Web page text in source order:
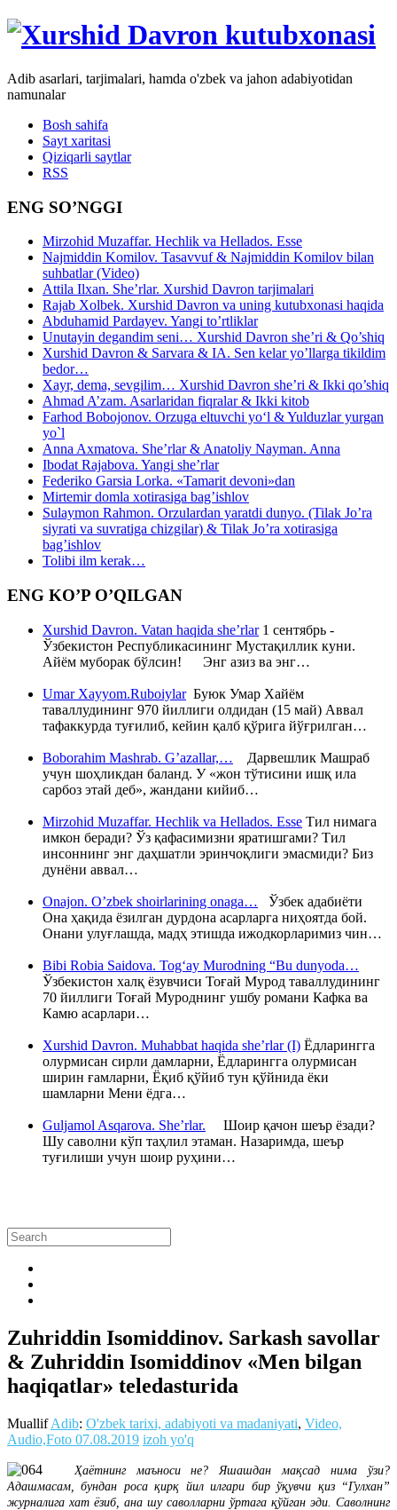
Adib asarlari, tarjimalari, hamda o'zbek va jahon adabiyotidan
namunalar
Bosh sahifa
Sayt xaritasi
Qiziqarli saytlar
RSS
ENG SO’NGGI
Mirzohid Muzaffar. Hechlik va Hellados. Esse
Najmiddin Komilov. Tasavvuf & Najmiddin Komilov bilan
suhbatlar (Video)
Attila Ilxan. She’rlar. Xurshid Davron tarjimalari
Rajab Xolbek. Xurshid Davron va uning kutubxonasi haqida
Abduhamid Pardayev. Yangi to’rtliklar
Unutayin degandim seni… Xurshid Davron she’ri & Qo’shiq
Xurshid Davron & Sarvara & IA. Sen kelar yo’llarga tikildim
bedor…
Xayr, dema, sevgilim… Xurshid Davron she’ri & Ikki qo’shiq
Ahmad A’zam. Asarlaridan fiqralar & Ikki kitob
Farhod Bobojonov. Orzuga eltuvchi yo‘l & Yulduzlar yurgan
yo`l
Anna Axmatova. She’rlar & Anatoliy Nayman. Anna
Ibodat Rajabova. Yangi she’rlar
Federiko Garsia Lorka. «Tamarit devoni»dan
Mirtemir domla xotirasiga bag’ishlov
Sulaymon Rahmon. Orzulardan yaratdi dunyo. (Tilak Jo’ra
siyrati va suvratiga chizgilar) & Tilak Jo’ra xotirasiga
bag’ishlov
Tolibi ilm kerak…
ENG KO’P O’QILGAN
Xurshid Davron. Vatan haqida she’rlar1 сентябрь -
Ўзбекистон Республикасининг Мустақиллик куни.
Айём муборак бўлсин! Энг азиз ва энг…
Umar Xayyom.RuboiylarБуюк Умар Хайём
таваллудининг 970 йиллиги олдидан (15 май) Аввал
тафаккурда туғилиб, кейин қалб қўрига йўғрилган…
Boborahim Mashrab. G’azallar,… Дарвешлик Машраб
учун шоҳликдан баланд. У «жон тўтисини ишқ ила
сарбоз этай деб», жандани кийиб…
Mirzohid Muzaffar. Hechlik va Hellados. Esse Тил нимага
имкон беради? Ўз қафасимизни яратишгами? Тил
инсоннинг энг даҳшатли эринчоқлиги эмасмиди? Биз
дунёни аввал…
Onajon. O’zbek shoirlarining onaga… Ўзбек адабиёти
Она ҳақида ёзилган дурдона асарларга ниҳоятда бой.
Онани улуғлашда, мадҳ этишда ижодкорларимиз чин…
Bibi Robia Saidova. Tog‘ay Murodning “Bu dunyoda…
Ўзбекистон халқ ёзувчиси Тоғай Мурод таваллудининг
70 йиллиги Тоғай Муроднинг ушбу романи Кафка ва
Камю асарлари…
Xurshid Davron. Muhabbat haqida she’rlar (I) Ёдларингга
олурмисан сирли дамларни, Ёдларингга олурмисан
ширин ғамларни, Ёқиб қўйиб тун қўйнида ёки
шамларни Мени ёдга…
Guljamol Asqarova. She’rlar. Шоир қачон шеър ёзади?
Шу саволни кўп таҳлил этаман. Назаримда, шеър
туғилиши учун шоир руҳини…
Zuhriddin Isomiddinov. Sarkash savollar
& Zuhriddin Isomiddinov «Men bilgan
haqiqatlar» teledasturida
MuallifAdib: O'zbek tarixi, adabiyoti va madaniyati, Video,
Audio,Foto 07.08.2019 izoh yo'q
Ҳаётнинг маъноси не? Яшашдан мақсад нима ўзи?
Адашмасам, бундан роса қирқ йил илгари бир ўқувчи қиз “Гулхан”
журналига хат ёзиб, ана шу саволларни ўртага қўйган эди. Саволнинг